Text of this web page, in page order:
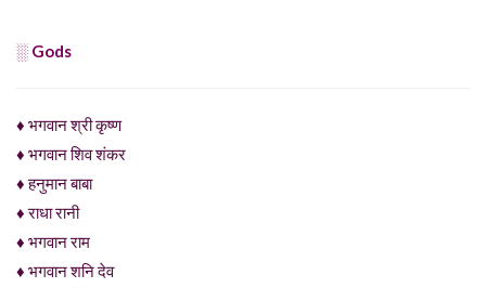
░ Gods
♦ भगवान श्री कृष्ण
♦ भगवान शिव शंकर
♦ हनुमान बाबा
♦ राधा रानी
♦ भगवान राम
♦ भगवान शनि देव